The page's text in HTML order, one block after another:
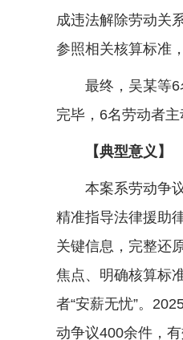
成违法解除劳动关
参照相关核算标准
最终，吴某等6名
完毕，6名劳动者
【典型意义】
本案系劳动争议
精准指导法律援助
关键信息，完整还
焦点、明确核算标
者“安薪无忧”。
动争议400余件，